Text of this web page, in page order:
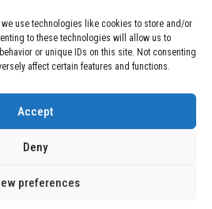
use technologies like cookies to store and/or
to these technologies will allow us to
or unique IDs on this site. Not consenting
affect certain features and functions.
Accept
Deny
preferences